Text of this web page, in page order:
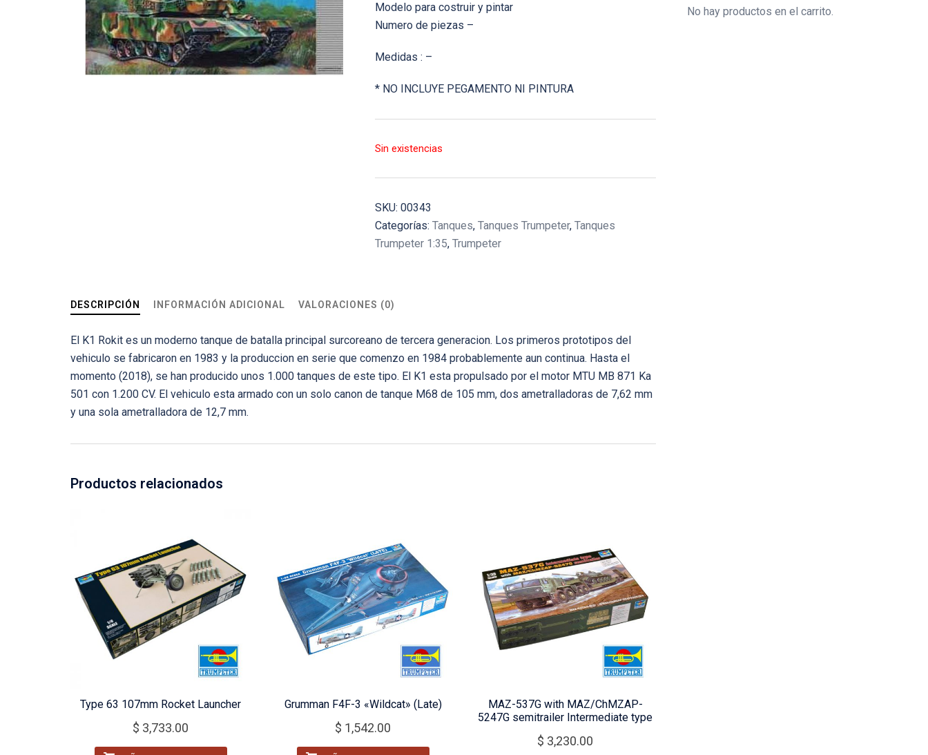
Modelo para costruir y pintar
Numero de piezas –
Medidas : –
* NO INCLUYE PEGAMENTO NI PINTURA
Sin existencias
SKU: 00343
Categorías: Tanques, Tanques Trumpeter, Tanques
Trumpeter 1:35, Trumpeter
DESCRIPCIÓN INFORMACIÓN ADICIONAL VALORACIONES (0)
El K1 Rokit es un moderno tanque de batalla principal surcoreano de tercera generacion. Los primeros prototipos del
vehiculo se fabricaron en 1983 y la produccion en serie que comenzo en 1984 probablemente aun continua. Hasta el
momento (2018), se han producido unos 1.000 tanques de este tipo. El K1 esta propulsado por el motor MTU MB 871 Ka
501 con 1.200 CV. El vehiculo esta armado con un solo canon de tanque M68 de 105 mm, dos ametralladoras de 7,62 mm
y una sola ametralladora de 12,7 mm.
Productos relacionados
Type 63 107mm Rocket Launcher
$ 3,733.00
Grumman F4F-3 «Wildcat» (Late)
$ 1,542.00
MAZ-537G with MAZ/ChMZAP-
5247G semitrailer Intermediate type
$ 3,230.00
No hay productos en el carrito.